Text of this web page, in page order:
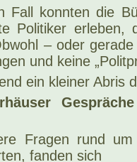
Fall konnten die
Politiker
– oder
und keine
ein kleiner Abris
Fragen rund
fanden sich